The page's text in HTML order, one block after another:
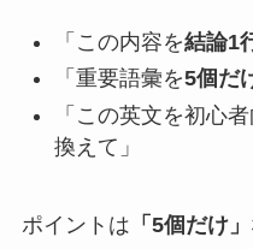
「この内容を結論1
「重要語彙を5個だ
「この英文を初心
換えて」
ポイントは 「5個だけ」